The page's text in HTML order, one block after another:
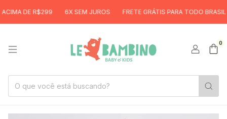
DE R$299 6X SEM JUROS FRETE GRÁTIS PARA TODO BRASIL
0